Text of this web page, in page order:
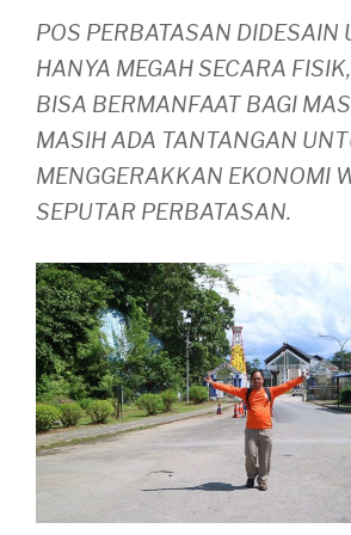
POS PERBATASAN DIDESAIN
HANYA MEGAH SECARA
BISA BERMANFAAT BAGI
MASIH ADA TANTANGAN
MENGGERAKKAN EKONOMI
SEPUTAR PERBATASAN.